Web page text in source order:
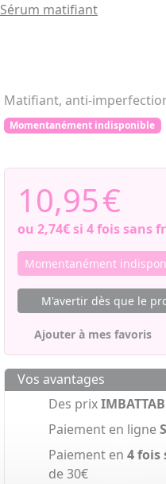
matifiant
Matifiant, anti-
Momentanément indisponible
10,95€
ou 2,74€si 4 fois sans
Momentanément
M'avertir dès que le
Ajouter à mes favoris
Vos avantages
Des prix
Paiement en ligne
Paiement en 4 fois
de 30€